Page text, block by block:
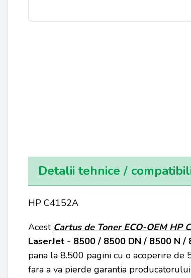
Detalii tehnice /
HP C4152A
Acest Cartus de TonerECO-OEMHP
LaserJet - 8500 / 8500 DN / 8500 N
pana la 8.500 pagini cu o acoperire de
fara a va pierde garantia